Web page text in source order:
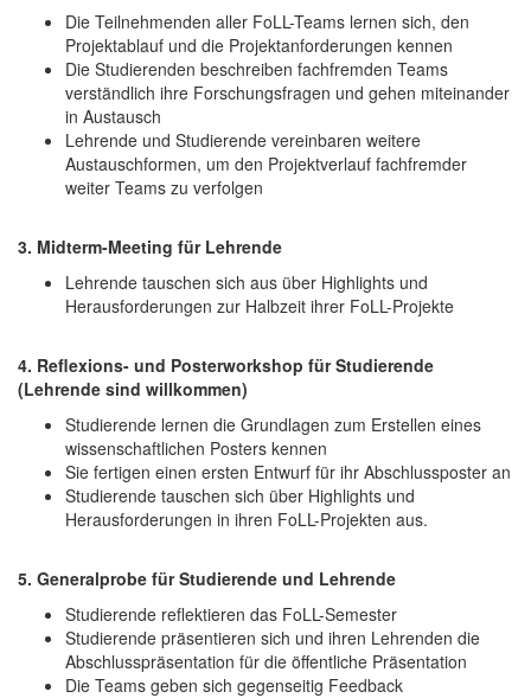
Die Teilnehmenden aller FoLL-Teams lernen sich, den
Projektablauf und die Projektanforderungen kennen
Die Studierenden beschreiben fachfremden Teams
verständlich ihre Forschungsfragen und gehen miteinander
in Austausch
Lehrende und Studierende vereinbaren weitere
Austauschformen, um den Projektverlauf fachfremder
weiter Teams zu verfolgen
3. Midterm-Meeting für Lehrende
Lehrende tauschen sich aus über Highlights und
Herausforderungen zur Halbzeit ihrer FoLL-Projekte
4. Reflexions- und Posterworkshop für Studierende
(Lehrende sind willkommen)
Studierende lernen die Grundlagen zum Erstellen eines
wissenschaftlichen Posters kennen
Sie fertigen einen ersten Entwurf für ihr Abschlussposter an
Studierende tauschen sich über Highlights und
Herausforderungen in ihren FoLL-Projekten aus.
5. Generalprobe für Studierende und Lehrende
Studierende reflektieren das FoLL-Semester
Studierende präsentieren sich und ihren Lehrenden die
Abschlusspräsentation für die öffentliche Präsentation
Die Teams geben sich gegenseitig Feedback